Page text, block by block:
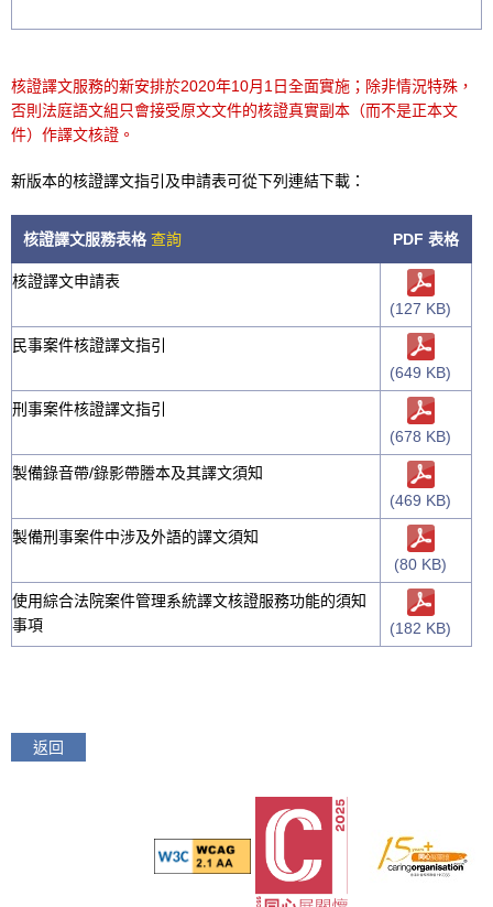
核證譯文服務的新安排於2020年10月1日全面實施；除非情況特殊，
否則法庭語文組只會接受原文文件的核證真實副本（而不是正本文
件）作譯文核證。
新版本的核證譯文指引及申請表可從下列連結下載：
核證譯文服務表格 查詢 PDF 表格
核證譯文申請表
(127 KB)
民事案件核證譯文指引
(649 KB)
刑事案件核證譯文指引
(678 KB)
製備錄音帶/錄影帶謄本及其譯文須知
(469 KB)
製備刑事案件中涉及外語的譯文須知
(80 KB)
使用綜合法院案件管理系統譯文核證服務功能的須知
事項
(182 KB)
返回